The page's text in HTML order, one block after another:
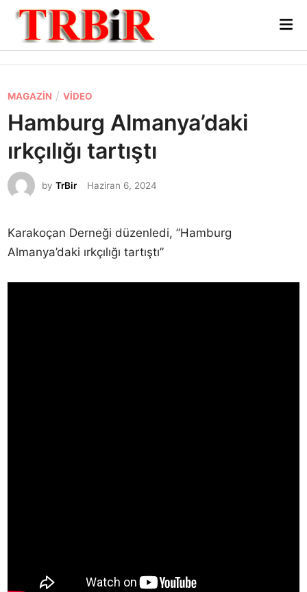
Skip
content
P
o
s
e
d
n
MAGAZIN /VIDEO
Hamburg Almanya’daki
ırkçılığı tartıştı
byTrBir Haziran 6, 2024
Karakoçan Derneği düzenledi, ”Hamburg
Almanya’daki ırkçılığı tartıştı”